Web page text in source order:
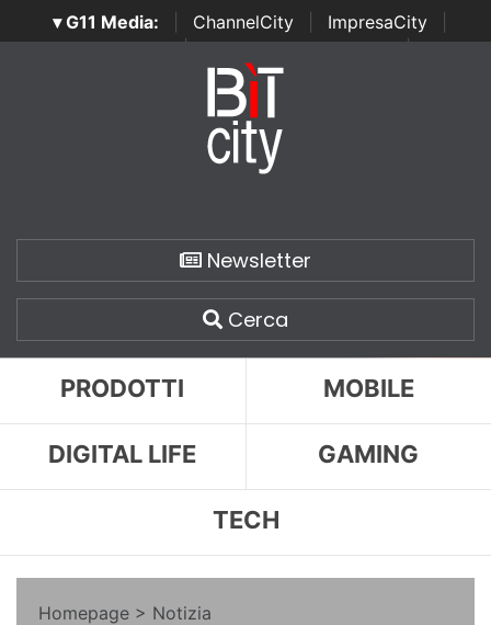
▾ G11 Media: ChannelCity ImpresaCity
SecurityOpenLab | Italian Channel Awards | Italian
Italian Security Awards
Newsletter
Cerca
PRODOTTI MOBILE
DIGITAL LIFE GAMING
TECH
Homepage > Notizia